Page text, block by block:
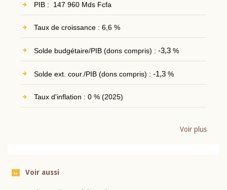
PIB : 147 960 Mds Fcfa
Taux de croissance : 6,6 %
Solde budgétaire/PIB (dons compris) : -3,3%
Solde ext. cour./PIB (dons compris) : -1,3%
Taux d'inflation : 0 % (2025)
Voir plus
Voir aussi